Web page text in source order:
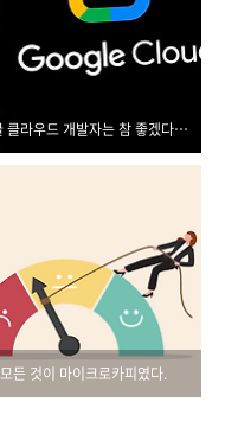
구글 클라우드 개발자는 참 좋겠다, 이 책이 나와서
모든 것이 마이크로카피였다.